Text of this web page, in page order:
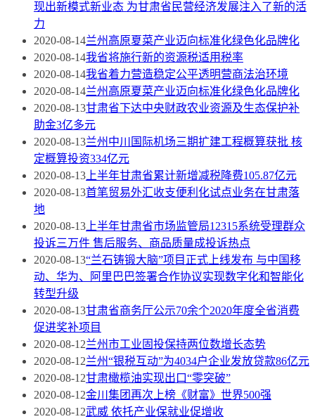
现出新模式新业态 为甘肃省民营经济发展注入了新的活
力
2020-08-14兰州高原夏菜产业迈向标准化绿色化品牌化
2020-08-14我省将施行新的资源税适用税率
2020-08-14我省着力营造稳定公平透明营商法治环境
2020-08-14兰州高原夏菜产业迈向标准化绿色化品牌化
2020-08-13甘肃省下达中央财政农业资源及生态保护补
助金3亿多元
2020-08-13兰州中川国际机场三期扩建工程概算获批 核
定概算投资334亿元
2020-08-13上半年甘肃省累计新增减税降费105.87亿元
2020-08-13首笔贸易外汇收支便利化试点业务在甘肃落
地
2020-08-13上半年甘肃省市场监管局12315系统受理群众
投诉三万件 售后服务、商品质量成投诉热点
2020-08-13“兰石铸锻大脑”项目正式上线发布 与中国移
动、华为、阿里巴巴签署合作协议实现数字化和智能化
转型升级
2020-08-13甘肃省商务厅公示70余个2020年度全省消费
促进奖补项目
2020-08-12兰州市工业固投保持两位数增长态势
2020-08-12兰州“银税互动”为4034户企业发放贷款86亿元
2020-08-12甘肃橄榄油实现出口“零突破”
2020-08-12金川集团再次上榜《财富》世界500强
2020-08-12武威 依托产业保就业促增收